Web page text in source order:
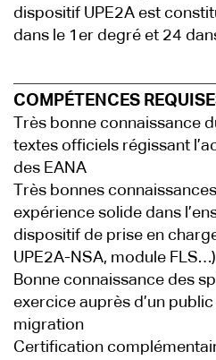
dispositif UPE2A est
dans le 1er degré et 24
COMPÉTENCES
Très bonne connaissance
textes officiels régissant
des EANA
Très bonnes
expérience solide dans
dispositif de prise en
UPE2A-NSA, module FLS…)
Bonne connaissance des
exercice auprès d’un
migration
Certification